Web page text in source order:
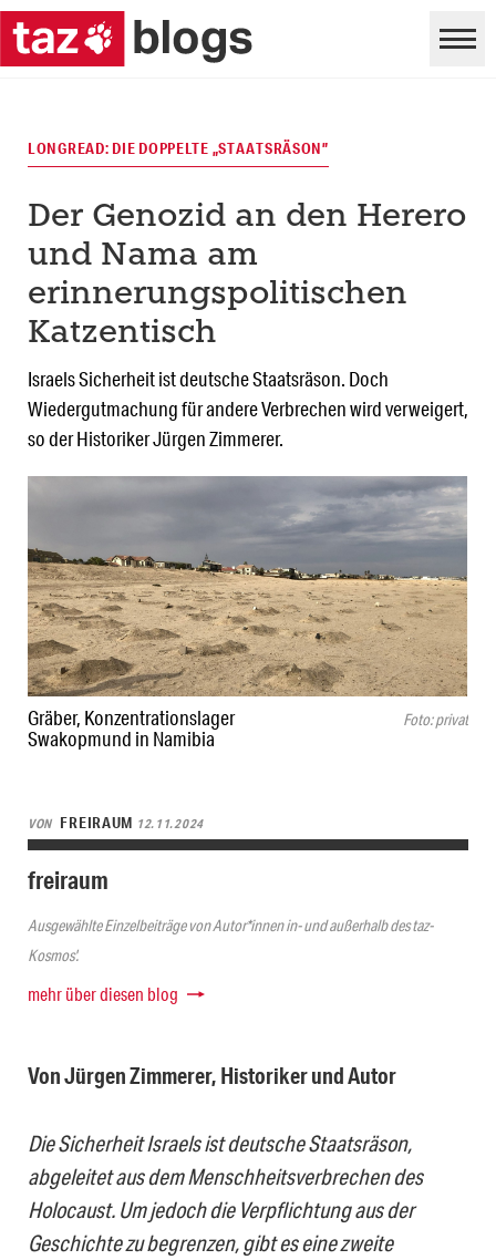
Gräber, Konzentrationslager
Swakopmund in Namibia
Foto: privat
LONGREAD: DIE DOPPELTE „STAATSRÄSON”
Der Genozid an den Herero
und Nama am
erinnerungspolitischen
Katzentisch
Israels Sicherheit ist deutsche Staatsräson. Doch
Wiedergutmachung für andere Verbrechen wird verweigert,
so der Historiker Jürgen Zimmerer.
VON FREIRAUM 12.11.2024
freiraum
Ausgewählte Einzelbeiträge von Autor*innen in- und außerhalb des taz-
Kosmos'.
mehr über diesen blog
Von Jürgen Zimmerer, Historiker und Autor
Die Sicherheit Israels ist deutsche Staatsräson,
abgeleitet aus dem Menschheitsverbrechen des
Holocaust. Um jedoch die Verpflichtung aus der
Geschichte zu begrenzen, gibt es eine zweite